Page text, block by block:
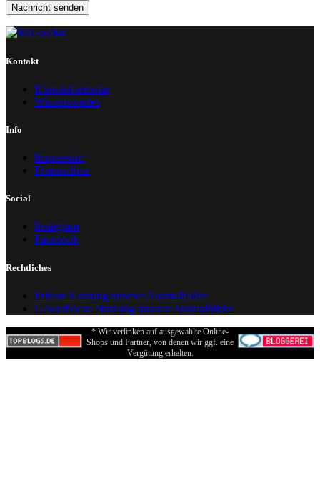
Kontakt
Kontaktformular
Wissenswertes
Info
Impressum
Datenschutz
Social
Instagram
Facebook
Rechtliches
Private Nutzung unserer Ausmalbilder
Gewerbliche Nutzung unserer Ausmalbilder
* Wir verlinken auf ausgewählte Online-
Shops und Partner, von denen wir ggf. eine
Vergütung erhalten.